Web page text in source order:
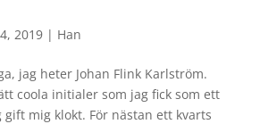
2019| Han
jag heter Johan Flink Karlström.
coola initialer som jag fick som ett
gift mig klokt. För nästan ett kvarts